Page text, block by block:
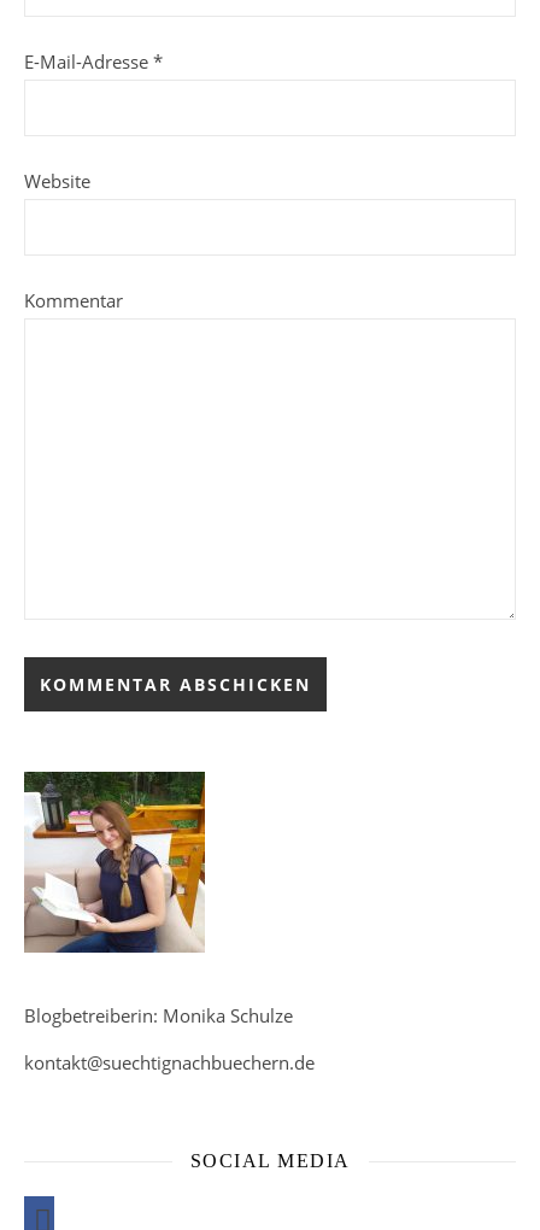
E-Mail-Adresse *
Website
Kommentar
Blogbetreiberin: Monika Schulze
kontakt@suechtignachbuechern.de
SOCIAL MEDIA
facebook